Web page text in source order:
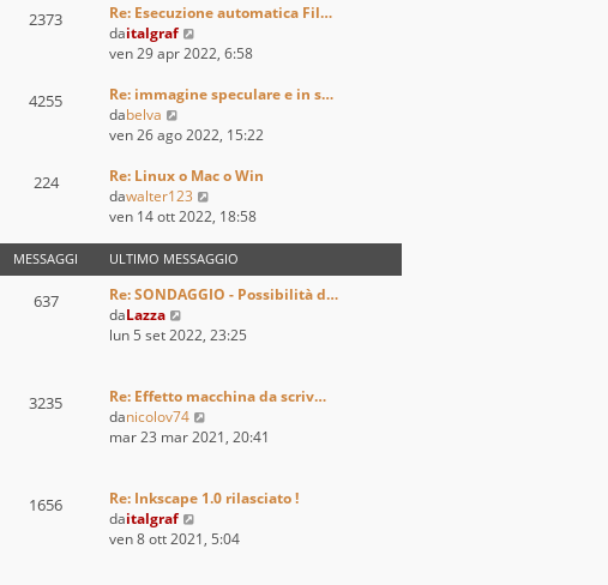
g
o
o
m
e
s
g
i
o
l
t
i
o
e
s
a
g
i
o
2373
Re: Esecuzione automatica Fil…
daitalgraf
e
i
l
i
m
o
e
s
s
g
o
ven 29 apr 2022, 6:58
4255
Re: immagine speculare e in s…
dabelva
e
i
u
l
i
m
o
m
e
a
g
g
ven 26 ago 2022, 15:22
224
Re: Linux o Mac o Win
dawalter123
e
i
u
l
i
m
s
g
i
ven 14 ott 2022, 18:58
MESSAGGI ULTIMO MESSAGGIO
637
Re: SONDAGGIO - Possibilità d…
daLazza
e
u
l
t
o
m
e
lun 5 set 2022, 23:25
3235
Re: Effetto macchina da scriv…
danicolov74
e
u
mar 23 mar 2021, 20:41
1656
Re: Inkscape 1.0 rilasciato !
daitalgraf
e
ven 8 ott 2021, 5:04